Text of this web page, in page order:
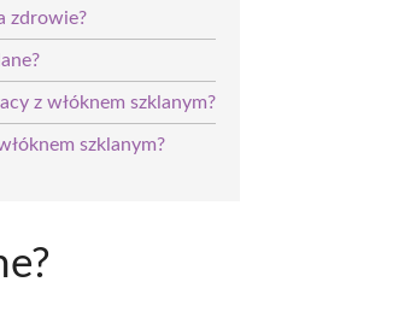
zdrowie?
z włóknem szklanym?
szklanym?